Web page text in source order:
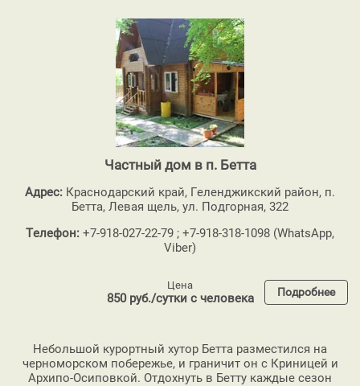
Частный дом в п. Бетта
Адрес: Краснодарский край, Геленджикский район, п.
Бетта, Левая щель, ул. Подгорная, 322
Телефон: +7-918-027-22-79 ; +7-918-318-1098 (WhatsApp,
Viber)
Цена
850 руб./сутки с человека Подробнее
Небольшой курортный хутор Бетта разместился на
черноморском побережье, и граничит он с Криницей и
Архипо-Осиповкой. Отдохнуть в Бетту каждые сезон